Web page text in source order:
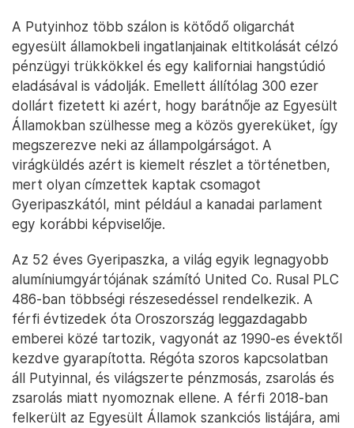
A Putyinhoz több szálon is kötődő oligarchát
egyesült államokbeli ingatlanjainak eltitkolását célzó
pénzügyi trükkökkel és egy kaliforniai hangstúdió
eladásával is vádolják. Emellett állítólag 300 ezer
dollárt fizetett ki azért, hogy barátnője az Egyesült
Államokban szülhesse meg a közös gyereküket, így
megszerezve neki az állampolgárságot. A
virágküldés azért is kiemelt részlet a történetben,
mert olyan címzettek kaptak csomagot
Gyeripaszkától, mint például a kanadai parlament
egy korábbi képviselője.
Az 52 éves Gyeripaszka, a világ egyik legnagyobb
alumíniumgyártójának számító United Co. Rusal PLC
486-ban többségi részesedéssel rendelkezik. A
férfi évtizedek óta Oroszország leggazdagabb
emberei közé tartozik, vagyonát az 1990-es évektől
kezdve gyarapította. Régóta szoros kapcsolatban
áll Putyinnal, és világszerte pénzmosás, zsarolás és
zsarolás miatt nyomoznak ellene. A férfi 2018-ban
felkerült az Egyesült Államok szankciós listájára, ami